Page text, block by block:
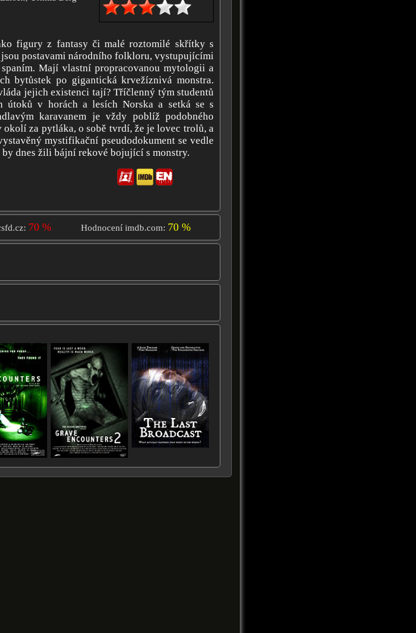
figury z fantasy či malé roztomilé skřítky s
postavami národního folkloru, vystupujícími
Mají vlastní propracovanou mytologii a
bytůstek po gigantická krvežíznivá monstra.
jejich existenci tají? Tříčlenný tým studentů
útoků v horách a lesích Norska a setká se s
karavanem je vždy poblíž podobného
za pytláka, o sobě tvrdí, že je lovec trolů, a
mystifikační pseudodokument se vedle
dnes žili bájní rekové bojující s monstry.
70 % Hodnocení imdb.com: 70 %